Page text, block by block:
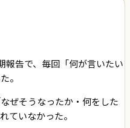
報告で、毎回「何が言いたい
。
ぜそうなったか・何をした
ていなかった。